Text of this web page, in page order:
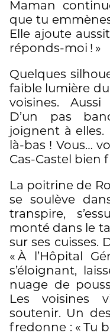
Maman
que tu
Elle ajoute
réponds-moi ! »
Quelques
faible lumière
voisines. Aussi
D’un pas
joignent à elles.
là-bas ! Vous…
Cas-Castel bien
La poitrine de
se soulève
transpire,
monté dans le
sur ses cuisses.
« À l’Hôpital
s’éloignant,
nuage de
Les voisines
soutenir. Un
fredonne : « Tu